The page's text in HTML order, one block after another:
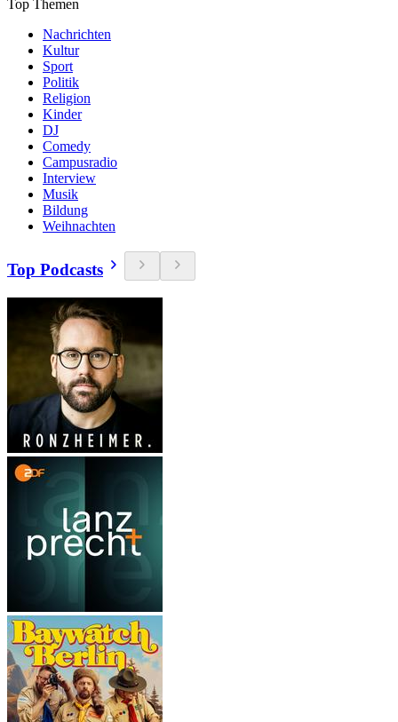
Top Themen
Nachrichten
Kultur
Sport
Politik
Religion
Kinder
DJ
Comedy
Campusradio
Interview
Musik
Bildung
Weihnachten
Top Podcasts